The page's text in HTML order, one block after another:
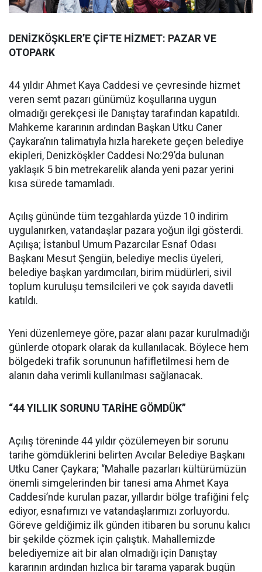
DENİZKÖŞKLER’E ÇİFTE HİZMET: PAZAR VE
OTOPARK
44 yıldır Ahmet Kaya Caddesi ve çevresinde hizmet
veren semt pazarı günümüz koşullarına uygun
olmadığı gerekçesi ile Danıştay tarafından kapatıldı.
Mahkeme kararının ardından Başkan Utku Caner
Çaykara’nın talimatıyla hızla harekete geçen belediye
ekipleri, Denizköşkler Caddesi No:29’da bulunan
yaklaşık 5 bin metrekarelik alanda yeni pazar yerini
kısa sürede tamamladı.
Açılış gününde tüm tezgahlarda yüzde 10 indirim
uygulanırken, vatandaşlar pazara yoğun ilgi gösterdi.
Açılışa; İstanbul Umum Pazarcılar Esnaf Odası
Başkanı Mesut Şengün, belediye meclis üyeleri,
belediye başkan yardımcıları, birim müdürleri, sivil
toplum kuruluşu temsilcileri ve çok sayıda davetli
katıldı.
Yeni düzenlemeye göre, pazar alanı pazar kurulmadığı
günlerde otopark olarak da kullanılacak. Böylece hem
bölgedeki trafik sorununun hafifletilmesi hem de
alanın daha verimli kullanılması sağlanacak.
“44 YILLIK SORUNU TARİHE GÖMDÜK”
Açılış töreninde 44 yıldır çözülemeyen bir sorunu
tarihe gömdüklerini belirten Avcılar Belediye Başkanı
Utku Caner Çaykara; “Mahalle pazarları kültürümüzün
önemli simgelerinden bir tanesi ama Ahmet Kaya
Caddesi’nde kurulan pazar, yıllardır bölge trafiğini felç
ediyor, esnafımızı ve vatandaşlarımızı zorluyordu.
Göreve geldiğimiz ilk günden itibaren bu sorunu kalıcı
bir şekilde çözmek için çalıştık. Mahallemizde
belediyemize ait bir alan olmadığı için Danıştay
kararının ardından hızlıca bir tarama yaparak bugün